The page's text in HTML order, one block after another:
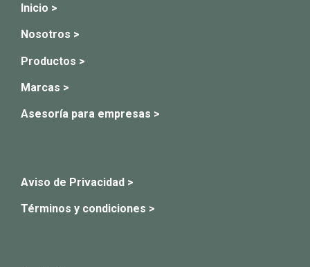
Inicio >
Nosotros >
Productos >
Marcas >
Asesoría para empresas >
Aviso de Privacidad >
Términos y condiciones >